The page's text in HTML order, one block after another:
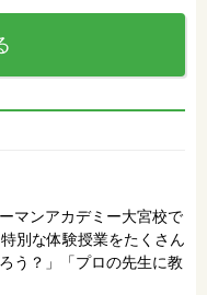
マンアカデミー大宮校で
別な体験授業をたくさん
う？」「プロの先生に教